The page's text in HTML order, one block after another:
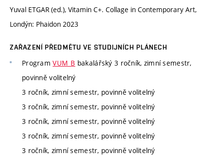
Yuval ETGAR (ed.), Vitamin C+. Collage in Contemporary Art,
Londýn: Phaidon 2023
ZAŘAZENÍ PŘEDMĚTU VE STUDIJNÍCH PLÁNECH
ProgramVUM_B bakalářský 3 ročník, zimní semestr,
povinně volitelný
3 ročník, zimní semestr, povinně volitelný
3 ročník, zimní semestr, povinně volitelný
3 ročník, zimní semestr, povinně volitelný
3 ročník, zimní semestr, povinně volitelný
3 ročník, zimní semestr, povinně volitelný